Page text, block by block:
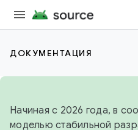
ДОКУМЕНТАЦИЯ
Начиная с 2026 года, в
моделью стабильной